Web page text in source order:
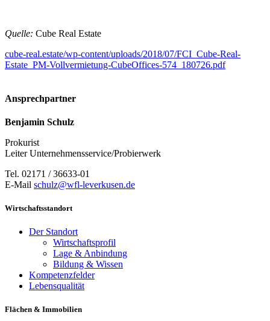
Quelle: Cube Real Estate
cube-real.estate/wp-content/uploads/2018/07/FCI_Cube-Real-
Estate_PM-Vollvermietung-CubeOffices-574_180726.pdf
Ansprechpartner
Benjamin Schulz
Prokurist
Leiter Unternehmensservice/Probierwerk
Tel. 02171 / 36633-01
E-Mail schulz@wfl-leverkusen.de
Wirtschaftsstandort
Der Standort
Wirtschaftsprofil
Lage & Anbindung
Bildung & Wissen
Kompetenzfelder
Lebensqualität
Flächen & Immobilien